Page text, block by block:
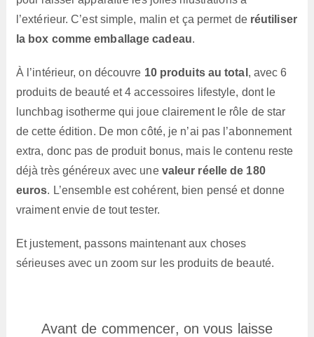
l’extérieur. C’est simple, malin et ça permet de réutiliser
la box comme emballage cadeau.
À l’intérieur, on découvre 10 produits au total , avec 6
produits de beauté et 4 accessoires lifestyle, dont le
lunchbag isotherme qui joue clairement le rôle de star
de cette édition. De mon côté, je n’ai pas l’abonnement
extra, donc pas de produit bonus, mais le contenu reste
déjà très généreux avec une valeur réelle de 180
euros. L’ensemble est cohérent, bien pensé et donne
vraiment envie de tout tester.
Et justement, passons maintenant aux choses
sérieuses avec un zoom sur les produits de beauté.
Avant de commencer, on vous laisse